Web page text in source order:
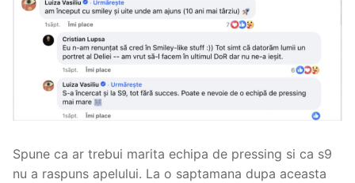
Spune ca ar trebui marita echipa de pressing si ca s9
nu a raspuns apelului. La o saptamana dupa aceasta